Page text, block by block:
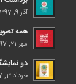
آذر 9, 1397 - 10:50 ق.ظ
همه
مهر 21, 1397 - 7:05 ق.ظ
دو
خرداد 3, 1397 - 9:14 ب.ظ